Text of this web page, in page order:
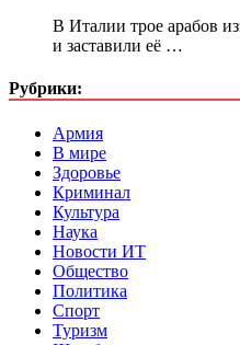
В Италии трое арабов
и заставили её …
Рубрики:
Армия
В мире
Здоровье
Криминал
Культура
Наука
Новости ИТ
Общество
Политика
Спорт
Туризм